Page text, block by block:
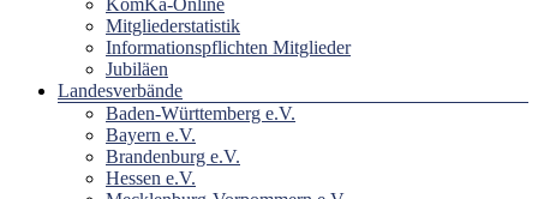
Mitgliederstatistik
Informationspflichten Mitglieder
Jubiläen
Landesverbände
Baden-Württemberg e.V.
Bayern e.V.
Brandenburg e.V.
Hessen e.V.